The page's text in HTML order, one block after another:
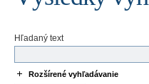
Hľadaný text
Rozšírené vyhľadávanie